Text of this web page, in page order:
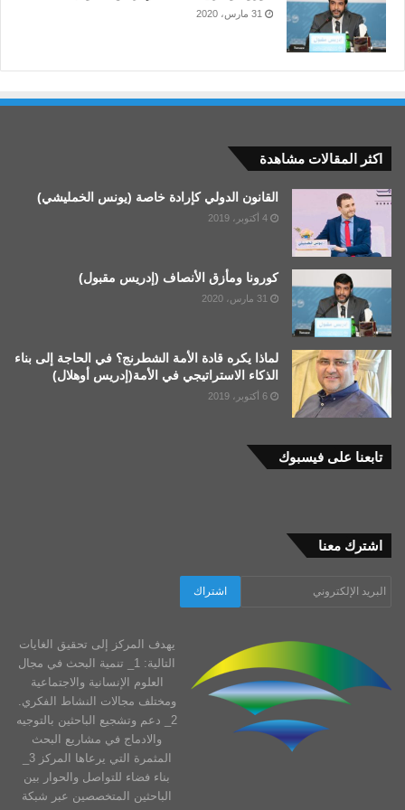
على هذا النحو، فإن “شكل الحياة الذي
ترتبط به ألعابنا اللغوية هو المجتمع
والزمان والعلاقات الاجتماعية وقواعد
31 مارس، 2020
اكثر المقالات مشاهدة
القانون الدولي كإرادة خاصة (يونس الخمليشي)
4 أكتوبر، 2019
كورونا ومأزق الأنصاف (إدريس مقبول)
31 مارس، 2020
لماذا يكره قادة الأمة الشطرنج؟ في الحاجة إلى بناء
الذكاء الاستراتيجي في الأمة(إدريس أوهلال)
6 أكتوبر، 2019
تابعنا على فيسبوك
اشترك معنا
يهدف المركز إلى تحقيق الغايات
التالية: 1_ تنمية البحث في مجال
العلوم الإنسانية والاجتماعية
ومختلف مجالات النشاط الفكري.
2_ دعم وتشجيع الباحثين بالتوجيه
والادماج في مشاريع البحث
بناء فضاء للتواصل والحوار بين
الباحثين المتخصصين عبر شبكة